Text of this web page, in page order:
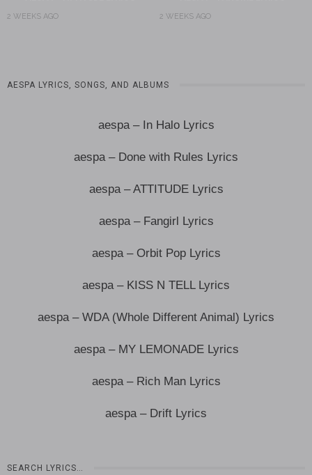
2 WEEKS AGO 2 WEEKS AGO
AESPA LYRICS, SONGS, AND ALBUMS
aespa – In Halo Lyrics
aespa – Done with Rules Lyrics
aespa – ATTITUDE Lyrics
aespa – Fangirl Lyrics
aespa – Orbit Pop Lyrics
aespa – KISS N TELL Lyrics
aespa – WDA (Whole Different Animal) Lyrics
aespa – MY LEMONADE Lyrics
aespa – Rich Man Lyrics
aespa – Drift Lyrics
SEARCH LYRICS…